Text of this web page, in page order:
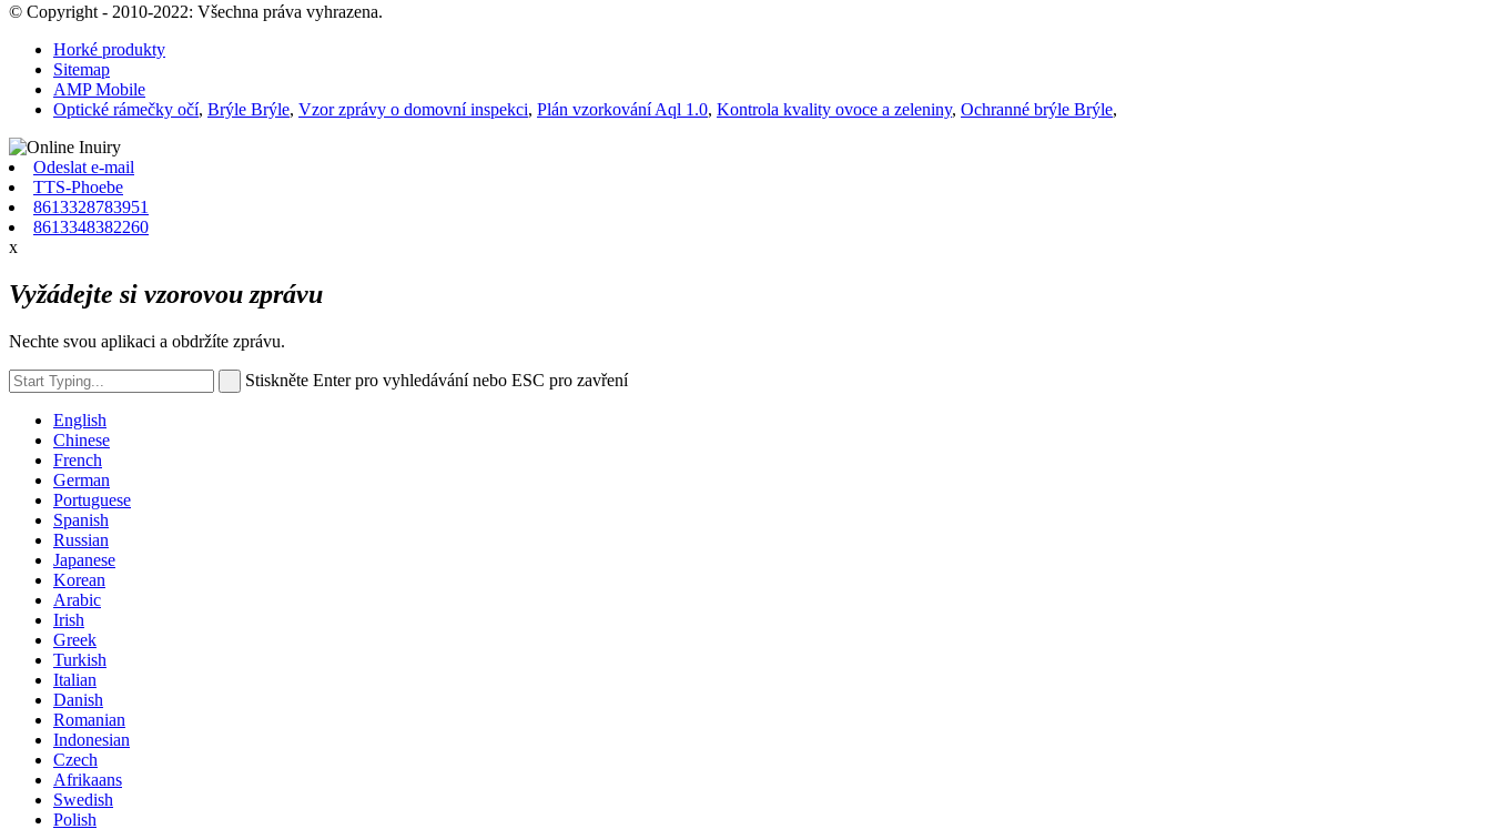
© Copyright - 2010-2022: Všechna práva vyhrazena.
Horké produkty
Sitemap
AMP Mobile
Optické rámečky očí, Brýle Brýle, Vzor zprávy o domovní inspekci, Plán vzorkování Aql 1.0, Kontrola kvality ovoce a zeleniny, Ochranné brýle Brýle,
Odeslat e-mail
TTS-Phoebe
8613328783951
8613348382260
x
Vyžádejte si vzorovou zprávu
Nechte svou aplikaci a obdržíte zprávu.
Stiskněte Enter pro vyhledávání nebo ESC pro zavření
English
Chinese
French
German
Portuguese
Spanish
Russian
Japanese
Korean
Arabic
Irish
Greek
Turkish
Italian
Danish
Romanian
Indonesian
Czech
Afrikaans
Swedish
Polish